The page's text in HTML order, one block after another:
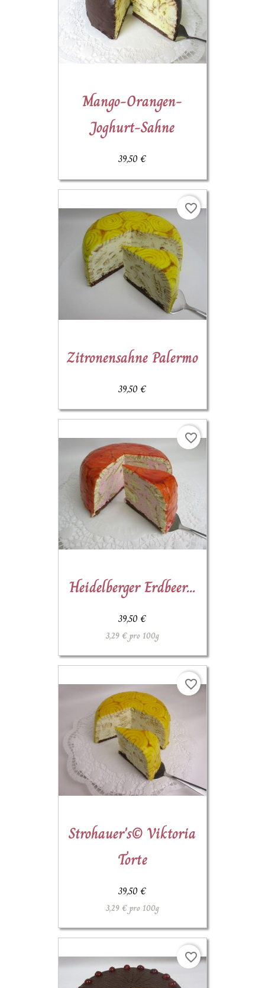
Mango-Orangen-
Joghurt-Sahne
39,50 €
Zitronensahne Palermo
39,50 €
favorite_border
Heidelberger Erdbeer...
39,50 €
3,29 € pro 100g
favorite_border
Strohauer's© Viktoria
Torte
39,50 €
3,29 € pro 100g
favorite_border
favorite_border